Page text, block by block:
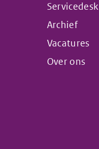
Servicedesk
Archief
Vacatures
Over ons